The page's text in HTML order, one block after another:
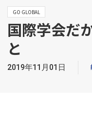
GO GLOBAL
国際学会だ
と
2019年11月01日